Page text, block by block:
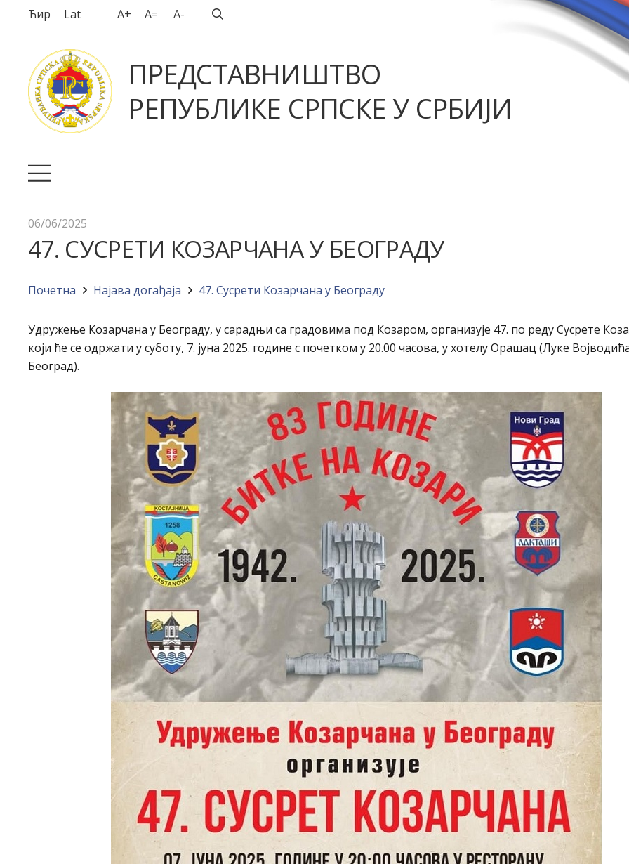
Ћир Lat A+ A= A-
ПРЕДСТАВНИШТВО
РЕПУБЛИКЕ СРПСКЕ У СРБИЈИ
06/06/2025
47. СУСРЕТИ КОЗАРЧАНА У БЕОГРАДУ
Почетна Најава догађајa 47. Сусрети Козарчана у Београду
Удружење Козарчана у Београду, у сарадњи са градовима под Козаром, организује 47. по реду Сусрете
који ће се одржати у суботу, 7. јуна 2025. године с почетком у 20.00 часова, у хотелу Орашац (Луке
Београд).